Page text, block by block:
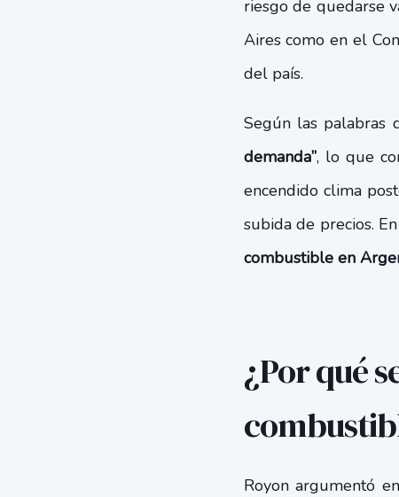
riesgo de quedarse
Aires como en el
del país.
Según las palabras
demanda”, lo que
encendido clima
subida de precios.
combustible en
¿Por qué
Royon argumentó